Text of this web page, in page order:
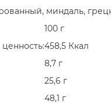
миндаль,
100 г
458,5 Ккал
8,7 г
25,6 г
48,1 г